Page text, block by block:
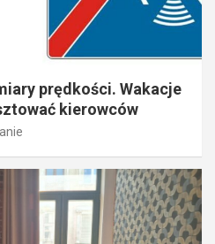
prędkości. Wakacje
kierowców